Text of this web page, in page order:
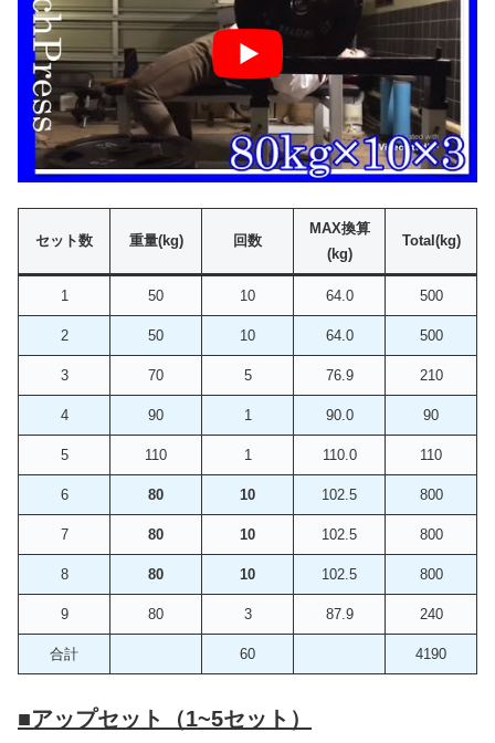
セット数 重量(kg) 回数
MAX換算
(kg)
Total(kg)
1 50 10 64.0 500
2 50 10 64.0 500
3 70 5 76.9 210
4 90 1 90.0 90
5 110 1 110.0 110
6 80 10 102.5 800
7 80 10 102.5 800
8 80 10 102.5 800
9 80 3 87.9 240
合計 60 4190
■アップセット（1~5セット）